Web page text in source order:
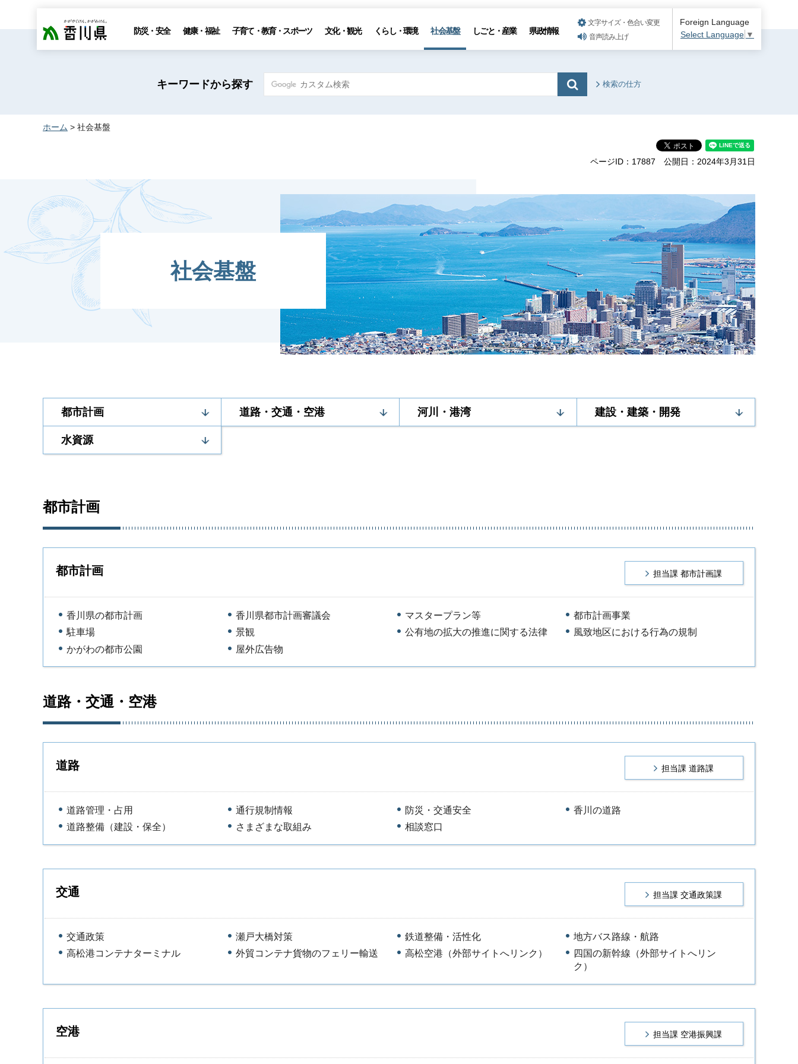
香川県 防災・安全 健康・福祉 子育て・教育・スポーツ 文化・観光 くらし・環境 社会基盤 しごと・産業 県政情報
文字サイズ・色合い変更
音声読み上げ
Foreign Language
Select Language ▼
キーワードから探す 検索の仕方
ホーム > 社会基盤
ページID：17887 公開日：2024年3月31日
社会基盤
都市計画 道路・交通・空港 河川・港湾 建設・建築・開発
水資源
都市計画
都市計画 担当課 都市計画課
香川県の都市計画 香川県都市計画審議会 マスタープラン等
都市計画事業
駐車場
景観 公有地の拡大の推進に関する法律
風致地区における行為の規制
かがわの都市公園
屋外広告物
道路・交通・空港
道路 担当課 道路課
道路管理・占用 通行規制情報 防災・交通安全
香川の道路
道路整備（建設・保全）
さまざまな取組み 相談窓口
交通 担当課 交通政策課
交通政策 瀬戸大橋対策 鉄道整備・活性化
地方バス路線・航路
高松港コンテナターミナル
外貿コンテナ貨物のフェリー輸送 高松空港（外部サイトへリンク）
四国の新幹線（外部サイトへリン
ク）
空港 担当課 空港振興課